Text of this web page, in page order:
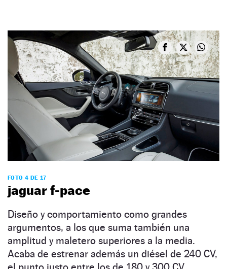
FOTO 4 DE 17
jaguar f-pace
Diseño y comportamiento como grandes
argumentos, a los que suma también una
amplitud y maletero superiores a la media.
Acaba de estrenar además un diésel de 240 CV,